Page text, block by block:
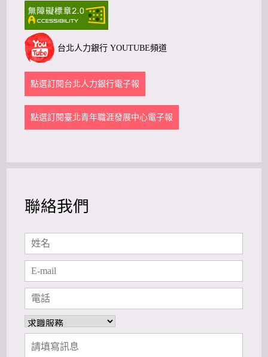
台北人力銀行 YOUTUBE頻道
點選訂閱台北人力銀行電子報
點選訂閱臺北青年職涯發展中心電子報
聯絡我們